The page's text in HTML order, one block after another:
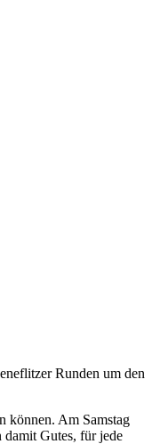
Runden um den
können. Am Samstag
damit Gutes, für jede